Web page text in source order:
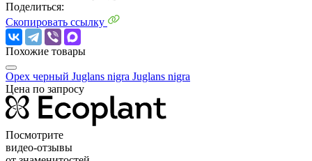
Поделиться:
Скопировать ссылку
Похожие товары
Орех черный Juglans nigra Juglans nigra
Цена по запросу
Посмотрите
видео-отзывы